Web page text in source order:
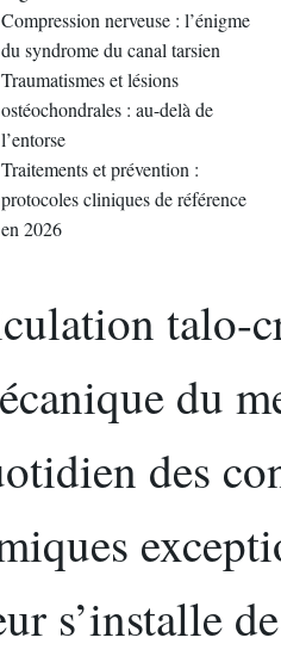
Compression nerveuse : l’énigme
du syndrome du canal tarsien
Traumatismes et lésions
ostéochondrales : au-delà de
l’entorse
Traitements et prévention :
protocoles cliniques de référence
en 2026
talo-
du
des
s’installe